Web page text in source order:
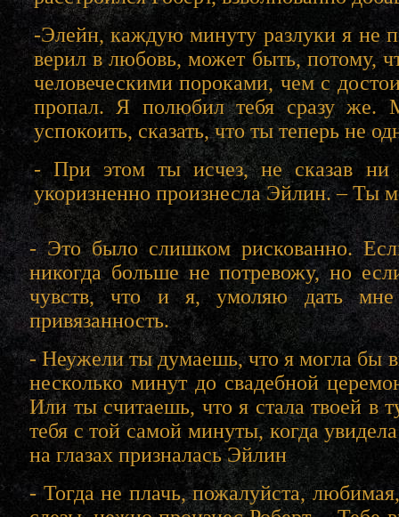
-Элейн, каждую минуту разлуки я не
верил в любовь, может быть, потому,
человеческими пороками, чем с
пропал. Я полюбил тебя сразу же.
успокоить, сказать, что ты теперь не
- При этом ты исчез, не сказав
укоризненно произнесла Эйлин. –
- Это было слишком рискованно.
никогда больше не потревожу, но
чувств, что и я, умоляю дать
привязанность.
- Неужели ты думаешь, что я могла бы
несколько минут до свадебной
Или ты считаешь, что я стала твоей в
тебя с той самой минуты, когда
на глазах призналась Эйлин
- Тогда не плачь, пожалуйста,